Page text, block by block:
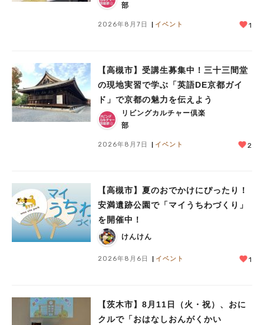
部
2026年8月7日 イベント 1
【高槻市】受講生募集中！三十三間堂
の現地実習で学ぶ「英語DE京都ガイ
ド」で京都の魅力を伝えよう
リビングカルチャー倶楽
部
2026年8月7日 イベント 2
【高槻市】夏のおでかけにぴったり！
安満遺跡公園で「マイうちわづくり」
を開催中！
けんけん
2026年8月6日 イベント 1
【茨木市】8月11日（火・祝）、おに
クルで「おはなしおんがくかい